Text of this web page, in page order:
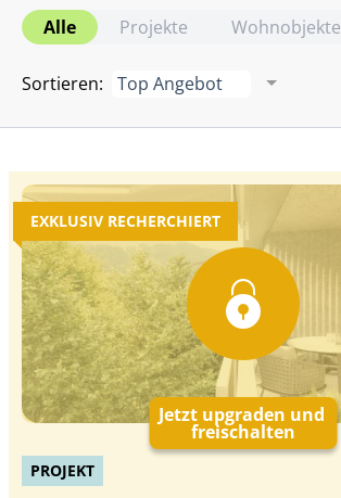
Alle
Projekte Wohnobjekte
Sortieren: Top Angebot
EXKLUSIV RECHERCHIERT
Jetzt upgraden und
freischalten
PROJEKT